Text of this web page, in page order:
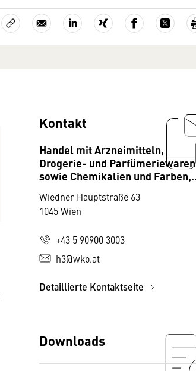
Kontakt
Handel mit Arzneimitteln,
Drogerie- und Parfümeriewaren
sowie Chemikalien und Farben,
Wiedner Hauptstraße 63
1045 Wien
+43 5 90900 3003
h3@wko.at
Detaillierte Kontaktseite
Downloads